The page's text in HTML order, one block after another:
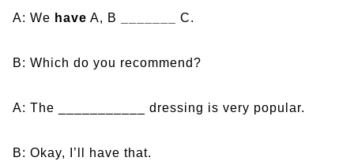
A: We have A, B C.
B: Which do you recommend?
A: The ___________ dressing is very popular.
B: Okay, I’ll have that.